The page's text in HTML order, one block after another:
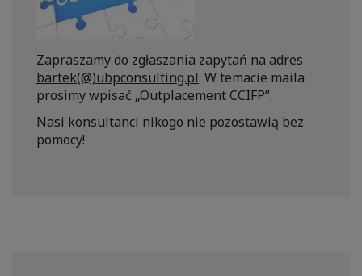
Zapraszamy do zgłaszania zapytań na adres
bartek(@)ubpconsulting.pl. W temacie maila
prosimy wpisać „Outplacement CCIFP”.
Nasi konsultanci nikogo nie pozostawią bez
pomocy!